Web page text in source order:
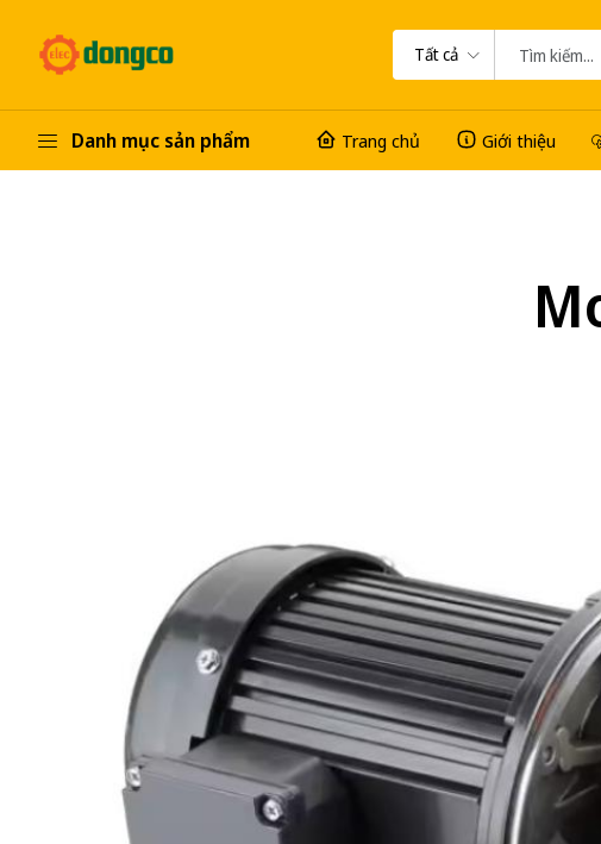
Tất cả
Danh mục sản phẩm Trang chủ Giới thiệu